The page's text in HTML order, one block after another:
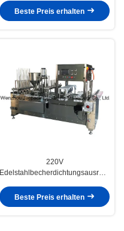
PLC-Steuerung Edelstahl 2,0 kW
Beste Preis erhalten
220V
Edelstahlbecherdichtungsausrüstung
Becher/min
Beste Preis erhalten